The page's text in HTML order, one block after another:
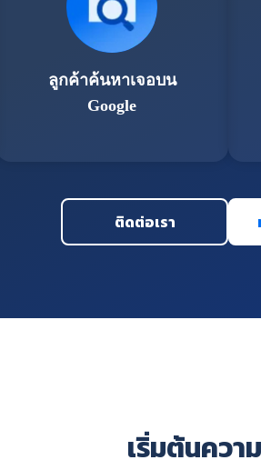
ลูกค้าค้นหาเจอบน
Google
ติดต่อเรา
เริ่มต้นควา